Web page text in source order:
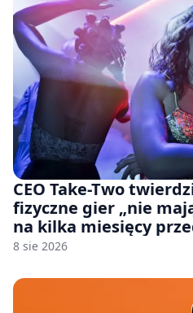
CEO Take-Two
fizyczne gier „nie
na kilka miesięcy
8 sie 2026